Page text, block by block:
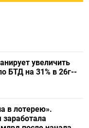
увеличить
БТД на 31% в 26г--
в лотерею».